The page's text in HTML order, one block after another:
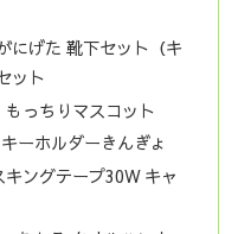
にげた 靴下セット（キ
ット
もっちりマスコット
ーホルダーきんぎょ
キングテープ30W キャ